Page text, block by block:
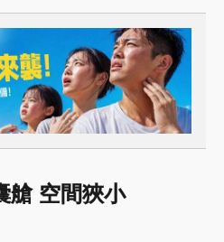
艙 空間狹小